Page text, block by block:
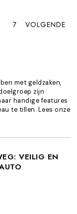
7 VOLGENDE
met geldzaken,
zijn
handige features
te tillen. Lees onze
VEILIG EN